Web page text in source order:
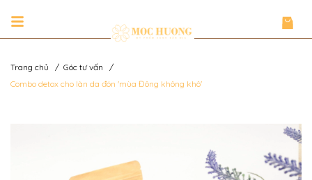
Trang chủ / Góc tư vấn
/
Combo detox cho làn da đón 'mùa Đông không khô'